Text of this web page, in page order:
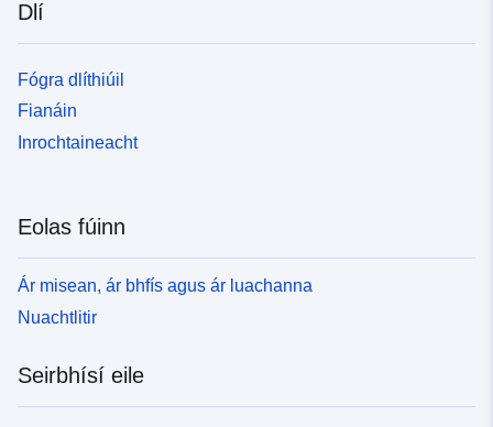
Dlí
Fógra dlíthiúil
Fianáin
Inrochtaineacht
Eolas fúinn
Ár misean, ár bhfís agus ár luachanna
Nuachtlitir
Seirbhísí eile